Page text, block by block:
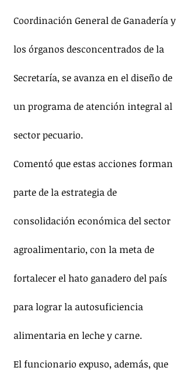
Coordinación General de Ganadería y
los órganos desconcentrados de la
Secretaría, se avanza en el diseño de
un programa de atención integral al
sector pecuario.
Comentó que estas acciones forman
parte de la estrategia de
consolidación económica del sector
agroalimentario, con la meta de
fortalecer el hato ganadero del país
para lograr la autosuficiencia
alimentaria en leche y carne.
El funcionario expuso, además, que